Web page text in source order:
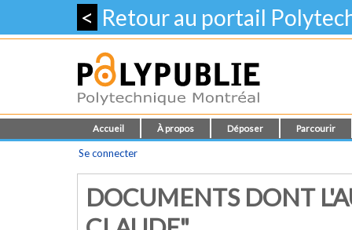
< Retour au portail
Accueil À propos Déposer Parcourir
Se connecter
DOCUMENTS DONT